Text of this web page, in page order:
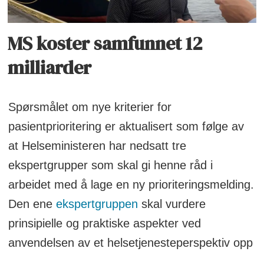
MS koster samfunnet 12
milliarder
Spørsmålet om nye kriterier for
pasientprioritering er aktualisert som følge av
at Helseministeren har nedsatt tre
ekspertgrupper som skal gi henne råd i
arbeidet med å lage en ny prioriteringsmelding.
Den ene ekspertgruppen skal vurdere
prinsipielle og praktiske aspekter ved
anvendelsen av et helsetjenesteperspektiv opp